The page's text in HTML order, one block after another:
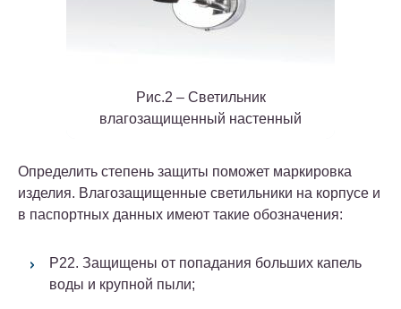
Рис.2 – Светильник
влагозащищенный настенный
Определить степень защиты поможет маркировка
изделия. Влагозащищенные светильники на корпусе и
в паспортных данных имеют такие обозначения:
P22. Защищены от попадания больших капель
воды и крупной пыли;